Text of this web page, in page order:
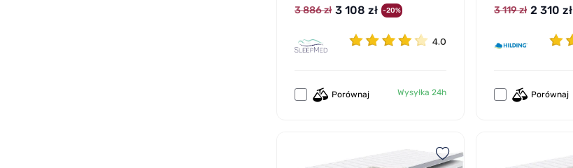
3 886 zł 3 108 zł -20%
4.0
Porównaj Wysyłka 24h
3 119 zł 2 310 zł
Porównaj